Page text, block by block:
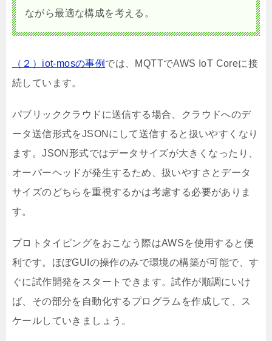
ながら最適な構成を考える。
（２）iot-mosの事例 では、MQTTでAWS IoT Coreに接
続しています。
パブリッククラウドに送信する場合、クラウドへのデ
ータ送信形式をJSONにして送信すると扱いやすくなり
ます。JSON形式ではデータサイズが大きくなったり、
オーバーヘッドが発生するため、扱いやすさとデータ
サイズのどちらを重視するかは考慮する必要がありま
す。
プロトタイピングをおこなう際はAWSを使用すると便
利です。ほぼGUIの操作のみで環境の構築が可能で、す
ぐに試作開発をスタートできます。試作が順調にいけ
ば、その部分を自動化するプログラムを作成して、ス
ケールしていきましょう。